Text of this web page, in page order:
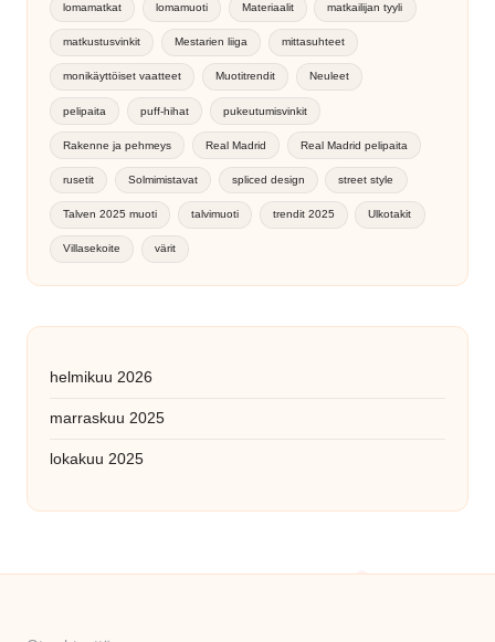
lomamatkat lomamuoti Materiaalit matkailijan tyyli
matkustusvinkit Mestarien liiga mittasuhteet
monikäyttöiset vaatteet Muotitrendit Neuleet
pelipaita puff-hihat pukeutumisvinkit
Rakenne ja pehmeys Real Madrid Real Madrid pelipaita
rusetit Solmimistavat spliced design street style
Talven 2025 muoti talvimuoti trendit 2025 Ulkotakit
Villasekoite värit
helmikuu 2026
marraskuu 2025
lokakuu 2025